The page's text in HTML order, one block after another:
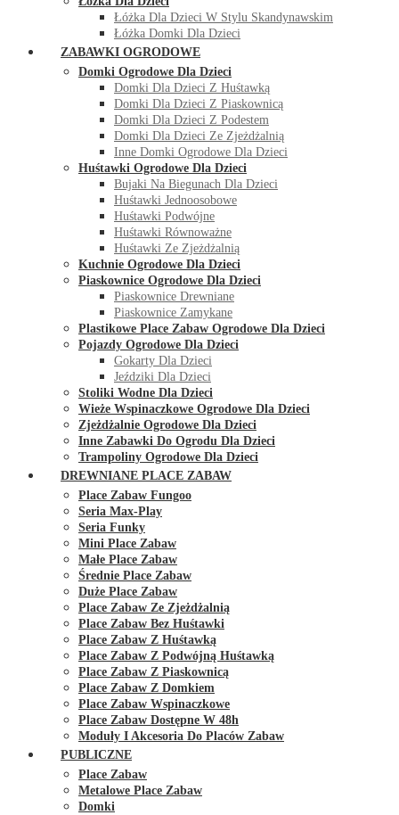
Łóżka Dla Dzieci W Stylu Skandynawskim
Łóżka Domki Dla Dzieci
ZABAWKI OGRODOWE
Domki Ogrodowe Dla Dzieci
Domki Dla Dzieci Z Huśtawką
Domki Dla Dzieci Z Piaskownicą
Domki Dla Dzieci Z Podestem
Domki Dla Dzieci Ze Zjeżdżalnią
Inne Domki Ogrodowe Dla Dzieci
Huśtawki Ogrodowe Dla Dzieci
Bujaki Na Biegunach Dla Dzieci
Huśtawki Jednoosobowe
Huśtawki Podwójne
Huśtawki Równoważne
Huśtawki Ze Zjeżdżalnią
Kuchnie Ogrodowe Dla Dzieci
Piaskownice Ogrodowe Dla Dzieci
Piaskownice Drewniane
Piaskownice Zamykane
Plastikowe Place Zabaw Ogrodowe Dla Dzieci
Pojazdy Ogrodowe Dla Dzieci
Gokarty Dla Dzieci
Jeździki Dla Dzieci
Stoliki Wodne Dla Dzieci
Wieże Wspinaczkowe Ogrodowe Dla Dzieci
Zjeżdżalnie Ogrodowe Dla Dzieci
Inne Zabawki Do Ogrodu Dla Dzieci
Trampoliny Ogrodowe Dla Dzieci
DREWNIANE PLACE ZABAW
Place Zabaw Fungoo
Seria Max-Play
Seria Funky
Mini Place Zabaw
Małe Place Zabaw
Średnie Place Zabaw
Duże Place Zabaw
Place Zabaw Ze Zjeżdżalnią
Place Zabaw Bez Huśtawki
Place Zabaw Z Huśtawką
Place Zabaw Z Podwójną Huśtawką
Place Zabaw Z Piaskownicą
Place Zabaw Z Domkiem
Place Zabaw Wspinaczkowe
Place Zabaw Dostępne W 48h
Moduły I Akcesoria Do Placów Zabaw
PUBLICZNE
Place Zabaw
Metalowe Place Zabaw
Domki